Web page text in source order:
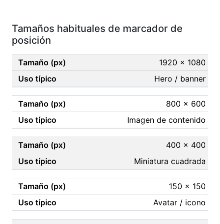
Tamaños habituales de marcador de
posición
1920 × 1080
Hero / banner
800 × 600
Imagen de contenido
400 × 400
Miniatura cuadrada
150 × 150
Avatar / icono